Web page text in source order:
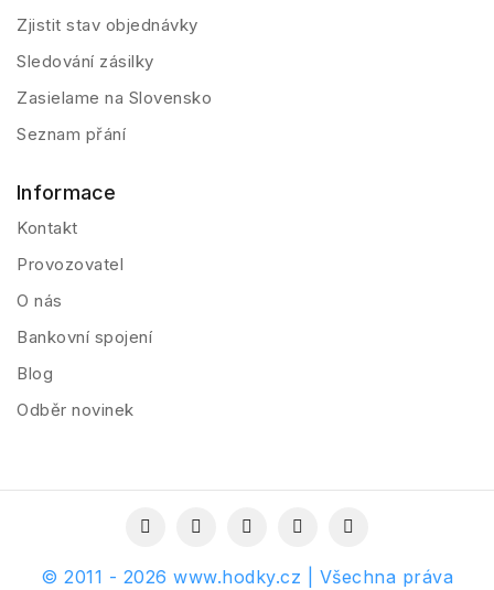
Zjistit stav objednávky
Sledování zásilky
Zasielame na Slovensko
Seznam přání
Informace
Kontakt
Provozovatel
O nás
Bankovní spojení
Blog
Odběr novinek
© 2011 - 2026 www.hodky.cz | Všechna práva